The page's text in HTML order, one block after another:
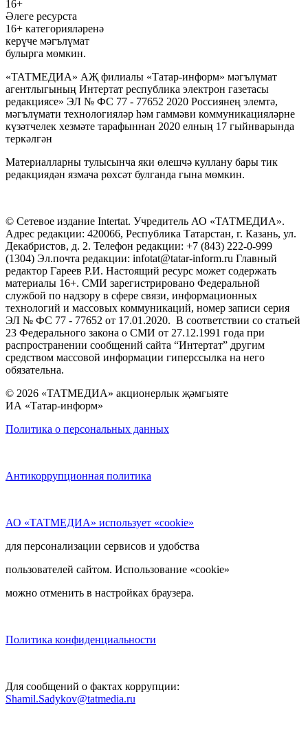
16+
Әлеге ресурста
16+ категорияләренә
керүче мәгълүмат
булырга мөмкин.
«ТАТМЕДИА» АҖ филиалы «Татар-информ» мәгълүмат
агентлыгының Интертат республика электрон газетасы
редакциясе» ЭЛ № ФС 77 - 77652 2020 Россиянең элемтә,
мәгълүмати технологияләр һәм гаммәви коммуникацияләрне
күзәтчелек хезмәте тарафыннан 2020 елның 17 гыйнварында
теркәлгән
Материалларны тулысынча яки өлешчә куллану бары тик
редакциядән язмача рөхсәт булганда гына мөмкин.
© Сетевое издание Intertat. Учредитель АО «ТАТМЕДИА».
Адрес редакции: 420066, Республика Татарстан, г. Казань, ул.
Декабристов, д. 2. Телефон редакции: +7 (843) 222-0-999
(1304) Эл.почта редакции: infotat@tatar-inform.ru Главный
редактор Гареев Р.И. Настоящий ресурс может содержать
материалы 16+. СМИ зарегистрировано Федеральной
службой по надзору в сфере связи, информационных
технологий и массовых коммуникаций, номер записи серия
ЭЛ № ФС 77 - 77652 от 17.01.2020. В соответствии со статьей
23 Федерального закона о СМИ от 27.12.1991 года при
распространении сообщений сайта “Интертат” другим
средством массовой информации гиперссылка на него
обязательна.
© 2026 «ТАТМЕДИА» акционерлык җәмгыяте
ИА «Татар-информ»
Политика о персональных данных
Антикоррупционная политика
АО «ТАТМЕДИА» использует «cookie»
для персонализации сервисов и удобства
пользователей сайтом. Использование «cookie»
можно отменить в настройках браузера.
Политика конфиденциальности
Для сообщений о фактах коррупции:
Shamil.Sadykov@tatmedia.ru